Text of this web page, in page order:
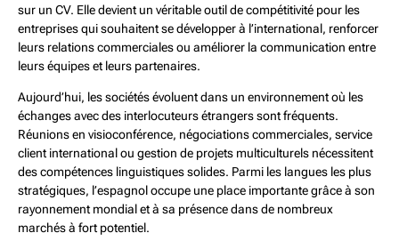
sur un CV. Elle devient un véritable outil de compétitivité pour les
entreprises qui souhaitent se développer à l’international, renforcer
leurs relations commerciales ou améliorer la communication entre
leurs équipes et leurs partenaires.
Aujourd’hui, les sociétés évoluent dans un environnement où les
échanges avec des interlocuteurs étrangers sont fréquents.
Réunions en visioconférence, négociations commerciales, service
client international ou gestion de projets multiculturels nécessitent
des compétences linguistiques solides. Parmi les langues les plus
stratégiques, l’espagnol occupe une place importante grâce à son
rayonnement mondial et à sa présence dans de nombreux
marchés à fort potentiel.